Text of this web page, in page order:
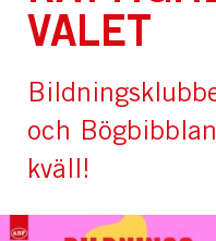
VALET
och
kväll!